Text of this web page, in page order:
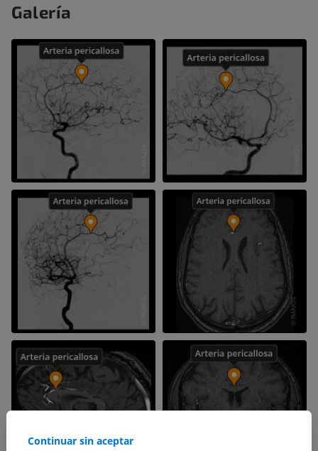
Galería
Continuar sin aceptar